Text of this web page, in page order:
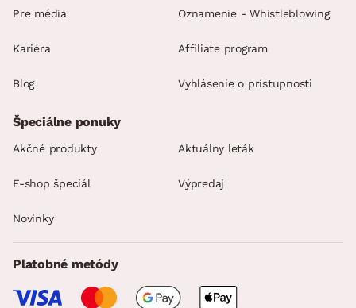
Pre média
Kariéra
Blog
Oznamenie - Whistleblowing
Affiliate program
Vyhlásenie o prístupnosti
Špeciálne ponuky
Akčné produkty Aktuálny leták
E-shop špeciál Výpredaj
Novinky
Platobné metódy